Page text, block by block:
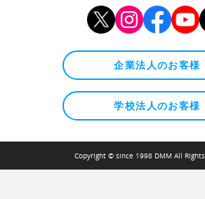
企業法人のお客様
学校法人のお客様
Copyright © since 1998 DMM All